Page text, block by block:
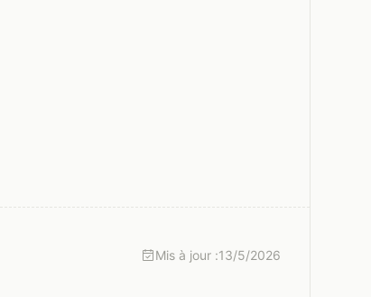
Mis à jour :13/5/2026